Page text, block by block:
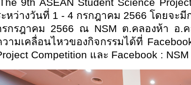
9th ASEAN Student Science
หว่างวันที่ 1 - 4 กรกฎาคม 2566 โดยจะ
กรฎาคม 2566 ณ NSM ต.คลองห้า อ.
ามเคลื่อนไหวของกิจกรรมได้ที่
Competition และ Facebook :